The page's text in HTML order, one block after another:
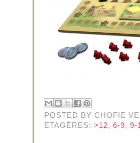
POSTED BY CHOFIE
ETAGÈRES:>12,6-9,9-